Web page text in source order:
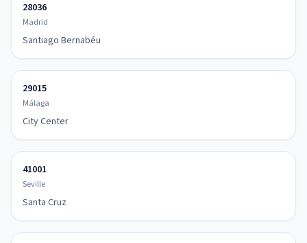
28036
Madrid
Santiago Bernabéu
29015
Málaga
City Center
41001
Seville
Santa Cruz